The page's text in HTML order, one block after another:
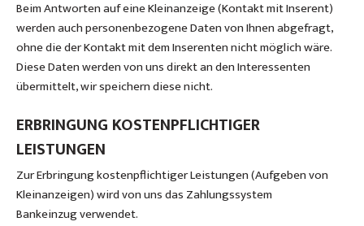
Beim Antworten auf eine Kleinanzeige (Kontakt mit Inserent)
werden auch personenbezogene Daten von Ihnen abgefragt,
ohne die der Kontakt mit dem Inserenten nicht möglich wäre.
Diese Daten werden von uns direkt an den Interessenten
übermittelt, wir speichern diese nicht.
ERBRINGUNG KOSTENPFLICHTIGER
LEISTUNGEN
Zur Erbringung kostenpflichtiger Leistungen (Aufgeben von
Kleinanzeigen) wird von uns das Zahlungssystem
Bankeinzug verwendet.